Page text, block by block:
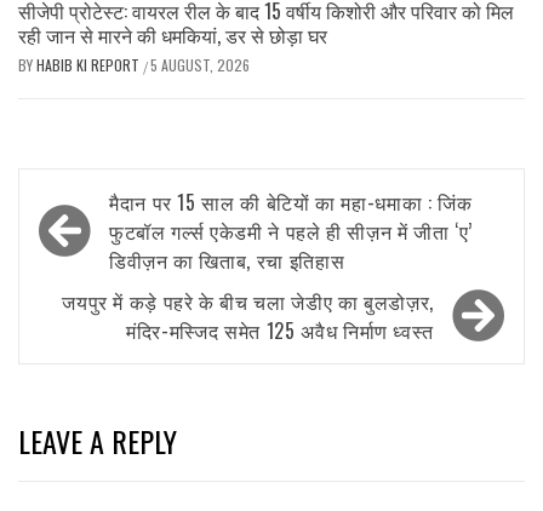
सीजेपी प्रोटेस्ट: वायरल रील के बाद 15 वर्षीय किशोरी और परिवार को मिल
रही जान से मारने की धमकियां, डर से छोड़ा घर
BYHABIB KI REPORT /5 AUGUST, 2026
Post
navigation
मैदान पर 15 साल की बेटियों का महा-धमाका : जिंक
फुटबॉल गर्ल्स एकेडमी ने पहले ही सीज़न में जीता ‘ए’
डिवीज़न का खिताब, रचा इतिहास
जयपुर में कड़े पहरे के बीच चला जेडीए का बुलडोज़र,
मंदिर-मस्जिद समेत 125 अवैध निर्माण ध्वस्त
LEAVE A REPLY